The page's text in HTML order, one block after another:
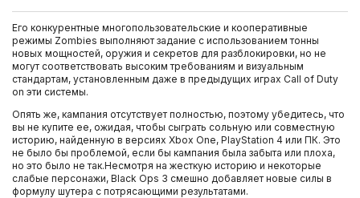
Его конкурентные многопользовательские и кооперативные
режимы Zombies выполняют задание с использованием тонны
новых мощностей, оружия и секретов для разблокировки, но не
могут соответствовать высоким требованиям и визуальным
стандартам, установленным даже в предыдущих играх Call of Duty
on эти системы.
Опять же, кампания отсутствует полностью, поэтому убедитесь, что
вы не купите ее, ожидая, чтобы сыграть сольную или совместную
историю, найденную в версиях Xbox One, PlayStation 4 или ПК. Это
не было бы проблемой, если бы кампания была забыта или плоха,
но это было не так.Несмотря на жесткую историю и некоторые
слабые персонажи, Black Ops 3 смешно добавляет новые силы в
формулу шутера с потрясающими результатами.